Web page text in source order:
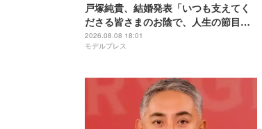
戸塚純貴、結婚発表「いつも支えてく
ださる皆さまのお陰で、人生の節目を
迎えられること、心より感謝しており
ます」【全文】
2026.08.08 18:01
モデルプレス